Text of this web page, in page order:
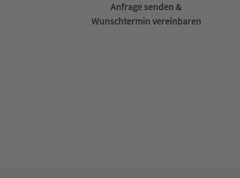
Anfrage senden &
Wunschtermin vereinbaren